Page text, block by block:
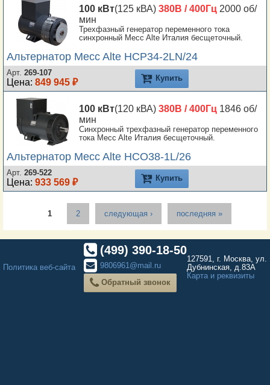
100 кВт(125 кВА) 380В / 400Гц 2000 об/
мин
Трехфазный генератор переменного тока
синхронный Mecc Alte Италия бесщеточный.
Альтернатор Mecc Alte HCP34-2LN/24
Арт. 269-107
Цена: 849 945 ₽ Купить
100 кВт(120 кВА) 380В / 400Гц 1846 об/
мин
Синхронный трехфазный генератор переменного
тока Mecc Alte Италия бесщеточный.
Альтернатор Mecc Alte HCO38-1L/26
Арт. 269-522
Цена: 933 569 ₽ Купить
Страницы
1 2 следующая › последняя »
Политика веб-сайта
(499) 390-18-50
9806961@mail.ru
Обратный звонок
127591, г. Москва, ул.
Дубнинская, д.83А
Карта и реквизиты